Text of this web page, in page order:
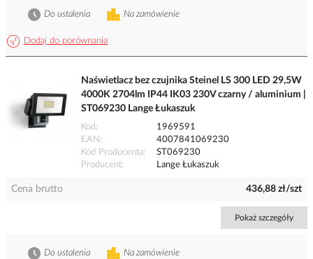
Dodaj do porównania
Na zamówienie
Do ustalenia
Naświetlacz bez czujnika Steinel LS 300 LED 29,5W
4000K 2704lm IP44 IK03 230V czarny / aluminium |
ST069230 Lange Łukaszuk
Kod
1969591
EAN
4007841069230
Kod Producenta
ST069230
Producent
Lange Łukaszuk
Cena brutto 436,88 zł/szt
Pokaż szczegóły
Na zamówienie
Do ustalenia